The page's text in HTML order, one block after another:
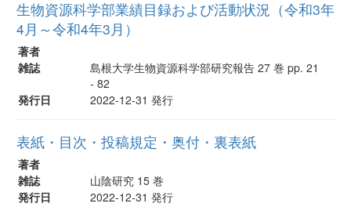
生物資源科学部業績目録および活動状況（令和3年
4月～令和4年3月）
著者
雑誌
島根大学生物資源科学部研究報告 27 巻 pp. 21
- 82
発行日
2022-12-31 発行
表紙・目次・投稿規定・奥付・裏表紙
著者
雑誌
山陰研究 15 巻
発行日
2022-12-31 発行